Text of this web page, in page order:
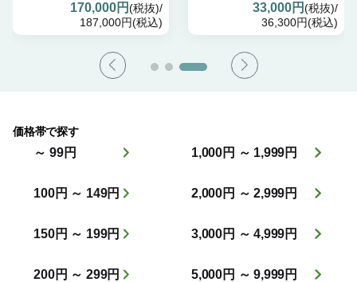
170,000円(税抜)/
187,000円(税込)
33,000円(税抜)/
36,300円(税込)
価格帯で探す
～ 99円
100円 ～ 149円
150円 ～ 199円
200円 ～ 299円
1,000円 ～ 1,999円
2,000円 ～ 2,999円
3,000円 ～ 4,999円
5,000円 ～ 9,999円